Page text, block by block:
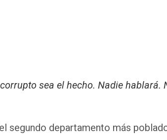
sea el hecho. Nadie hablará.
segundo departamento más